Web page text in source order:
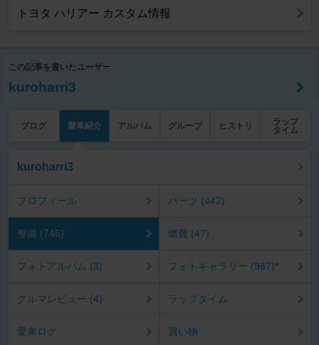
トヨタ ハリアー カスタム情報
この記事を書いたユーザー
kuroharri3
ブログ 愛車紹介 アルバム グループ ヒストリ
ラップ
タイム
kuroharri3
プロフィール パーツ (442)
整備 (745) 燃費 (47)
フォトアルバム (3) フォトギャラリー (987)*
クルマレビュー (4) ラップタイム
愛車ログ 買い物